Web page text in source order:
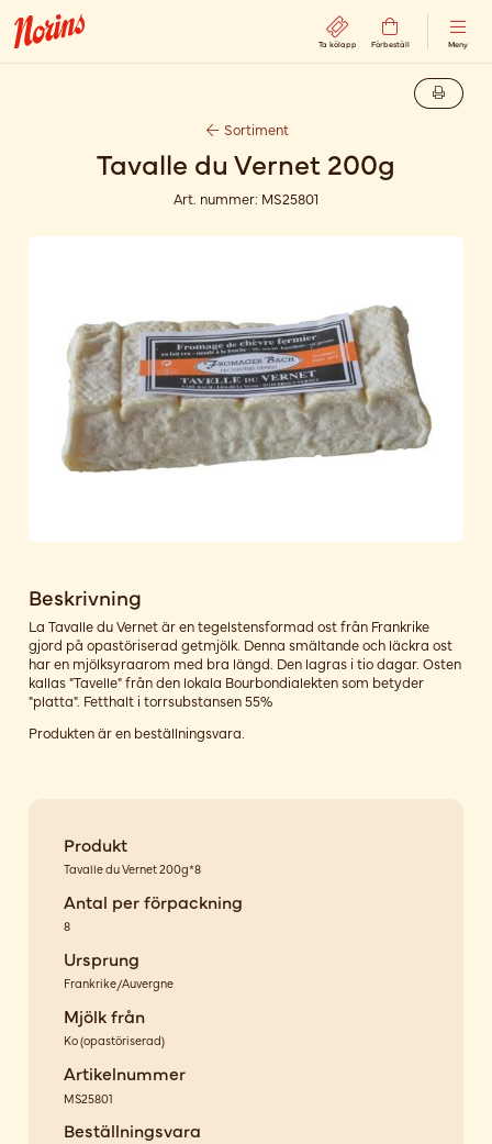
Ta kölapp Förbeställ Meny
Sortiment
Tavalle du Vernet 200g
Art. nummer: MS25801
Beskrivning
La Tavalle du Vernet är en tegelstensformad ost från Frankrike
gjord på opastöriserad getmjölk. Denna smältande och läckra ost
har en mjölksyraarom med bra längd. Den lagras i tio dagar. Osten
kallas "Tavelle" från den lokala Bourbondialekten som betyder
"platta". Fetthalt i torrsubstansen 55%
Produkten är en beställningsvara.
Produkt
Tavalle du Vernet 200g*8
Antal per förpackning
8
Ursprung
Frankrike/Auvergne
Mjölk från
Ko(opastöriserad)
Artikelnummer
MS25801
Beställningsvara